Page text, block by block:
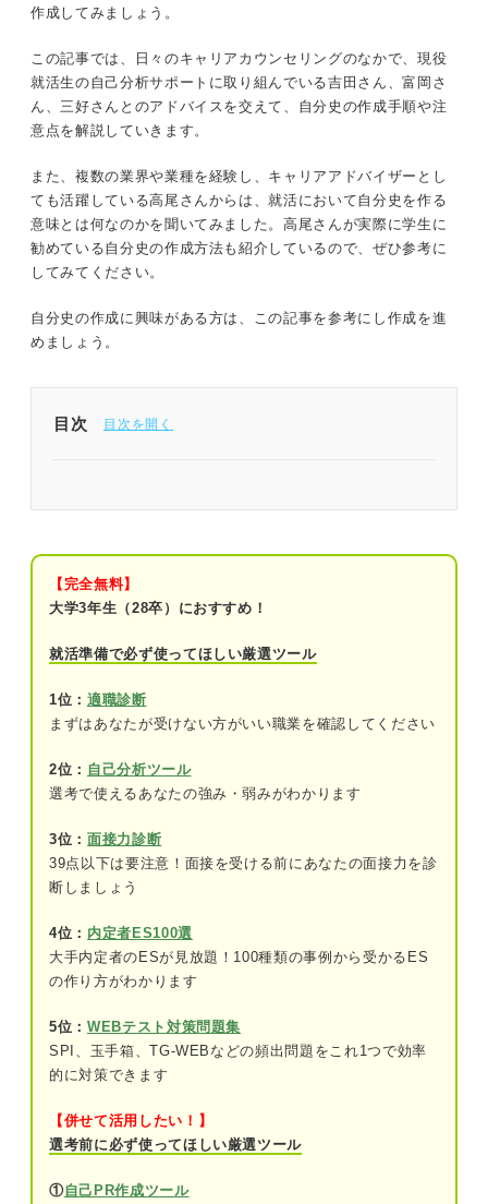
作成してみましょう。
この記事では、日々のキャリアカウンセリングのなかで、現役
就活生の自己分析サポートに取り組んでいる吉田さん、富岡さ
ん、三好さんとのアドバイスを交えて、自分史の作成手順や注
意点を解説していきます。
また、複数の業界や業種を経験し、キャリアアドバイザーとし
ても活躍している高尾さんからは、就活において自分史を作る
意味とは何なのかを聞いてみました。高尾さんが実際に学生に
勧めている自分史の作成方法も紹介しているので、ぜひ参考に
してみてください。
自分史の作成に興味がある方は、この記事を参考にし作成を進
めましょう。
目次
自分史とは？
完成イメージを見てみよう！ 目的別の自分史テン
プレ3選
見つけたい人
を振り返りたい人
自分史を作る基本の6ステップ
②共通して掘り下げることを決める
④各項目を昔から順番に埋める
【完全無料】
大学3年生（28卒）におすすめ！
就活準備で必ず使ってほしい厳選ツール
1位： 適職診断
まずはあなたが受けない方がいい職業を確認してください
2位： 自己分析ツール
選考で使えるあなたの強み・弱みがわかります
3位： 面接力診断
39点以下は要注意！面接を受ける前にあなたの面接力を診
断しましょう
4位： 内定者ES100選
大手内定者のESが見放題！100種類の事例から受かるES
の作り方がわかります
5位： WEBテスト対策問題集
SPI、玉手箱、TG-WEBなどの頻出問題をこれ1つで効率
的に対策できます
【併せて活用したい！】
選考前に必ず使ってほしい厳選ツール
①自己PR作成ツール
書いてみよう
自分史とは？